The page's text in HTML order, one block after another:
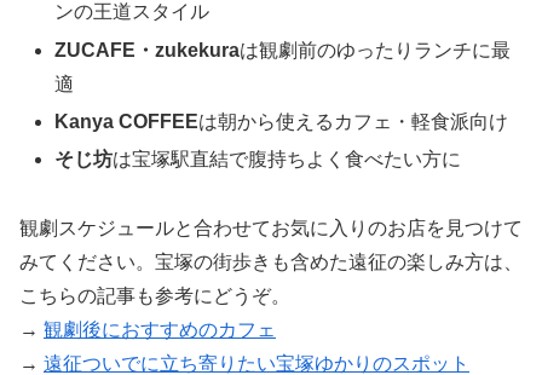
ンの王道スタイル
ZUCAFE・zukekuraは観劇前のゆったりランチに最
適
Kanya COFFEEは朝から使えるカフェ・軽食派向け
そじ坊は宝塚駅直結で腹持ちよく食べたい方に
観劇スケジュールと合わせてお気に入りのお店を見つけて
みてください。宝塚の街歩きも含めた遠征の楽しみ方は、
こちらの記事も参考にどうぞ。
→ 観劇後におすすめのカフェ
→ 遠征ついでに立ち寄りたい宝塚ゆかりのスポット